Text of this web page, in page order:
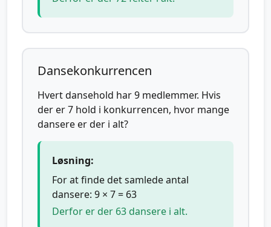
Dansekonkurrencen
Hvert dansehold har 9 medlemmer. Hvis
der er 7 hold i konkurrencen, hvor mange
dansere er der i alt?
Løsning:
For at finde det samlede antal
dansere: 9 × 7 = 63
Derfor er der 63 dansere i alt.